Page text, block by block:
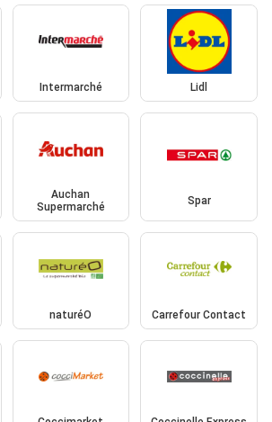
Intermarché Lidl
Auchan
Supermarché
Spar
naturéO Carrefour Contact